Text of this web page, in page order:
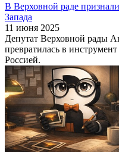
В Верховной раде
Запада
11 июня 2025
Депутат Верховной рады
превратилась в
Россией.